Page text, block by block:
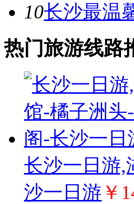
10长沙最温
热门旅游线路
长沙一日游,
沙一日游 ￥